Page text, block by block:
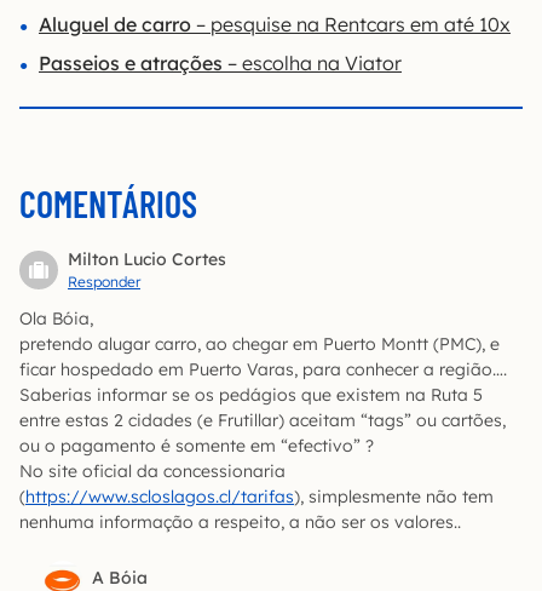
Aluguel de carro – pesquise na Rentcars em até 10x
Passeios e atrações – escolha na Viator
COMENTÁRIOS
Milton Lucio Cortes
Responder
Ola Bóia,
pretendo alugar carro, ao chegar em Puerto Montt (PMC), e
ficar hospedado em Puerto Varas, para conhecer a região….
Saberias informar se os pedágios que existem na Ruta 5
entre estas 2 cidades (e Frutillar) aceitam “tags” ou cartões,
ou o pagamento é somente em “efectivo” ?
No site oficial da concessionaria
(https://www.scloslagos.cl/tarifas), simplesmente não tem
nenhuma informação a respeito, a não ser os valores..
A Bóia